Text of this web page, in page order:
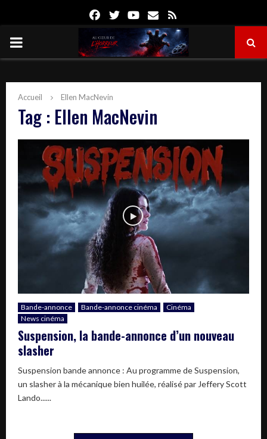
FacebookTwitterYoutube
Email
PRIMARY
Accueil Ellen MacNevin
Tag : Ellen MacNevin
Bande-annonce Bande-annonce cinéma
Cinéma
News cinéma
Suspension, la bande-annonce d’un nouveau
slasher
Suspension bande annonce : Au programme de Suspension,
un slasher à la mécanique bien huilée, réalisé par Jeffery Scott
Lando......